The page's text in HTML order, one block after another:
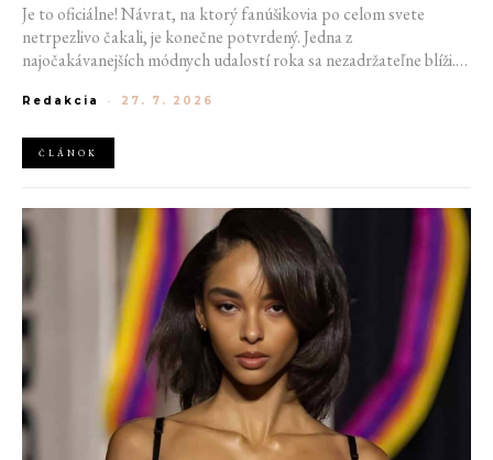
Je to oficiálne! Návrat, na ktorý fanúšikovia po celom svete
netrpezlivo čakali, je konečne potvrdený. Jedna z
najočakávanejších módnych udalostí roka sa nezadržateľne blíži.
veľké novinky. Organizátori už prezradili miesto konania
prejde po ikonickom móle.
Redakcia - 27. 7. 2026
ČLÁNOK